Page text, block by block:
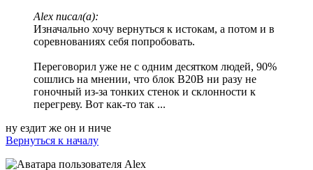
Alex писал(а):
Изначально хочу вернуться к истокам, а потом и в
соревнованиях себя попробовать.
Переговорил уже не с одним десятком людей, 90%
сошлись на мнении, что блок B20B ни разу не
гоночный из-за тонких стенок и склонности к
перегреву. Вот как-то так ...
ну ездит же он и ниче
Вернуться к началу